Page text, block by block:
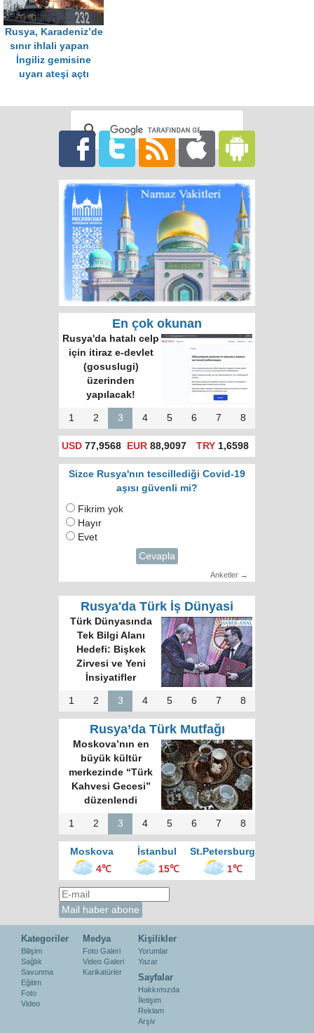
Rusya, Karadeniz’de
sınır ihlali yapan
İngiliz gemisine
uyarı ateşi açtı
En çok okunan
Rusya'da hatalı celp
için itiraz e-devlet
(gosuslugi)
üzerinden
yapılacak!
1 2 3 4 5 6 7 8
USD 77,9568 EUR 88,9097 TRY1,6598
Sizce Rusya'nın tescillediği Covid-19
aşısı güvenli mi?
Fikrim yok
Hayır
Evet
Cevapla
Anketler →
Rusya'da Türk İş Dünyasi
Türk Dünyasında
Tek Bilgi Alanı
Hedefi: Bişkek
Zirvesi ve Yeni
İnsiyatifler
1 2 3 4 5 6 7 8
Rusya’da Türk Mutfağı
Moskova’nın en
büyük kültür
merkezinde “Türk
Kahvesi Gecesi”
düzenlendi
1 2 3 4 5 6 7 8
Moskova İstanbul
St.Petersburg
4℃
15℃ 1℃
Kategoriler
Bilişim
Sağlık
Savunma
Eğitim
Foto
Video
Medya
Foto Galeri
Video Galeri
Karikatürler
Kişilikler
Yorumlar
Yazar
Sayfalar
Hakkımızda
İletişim
Reklam
Arşiv